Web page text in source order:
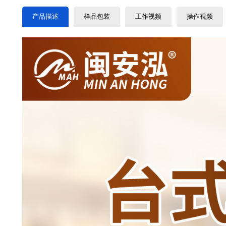
产品描述 样品包装 工作视频 操作视频